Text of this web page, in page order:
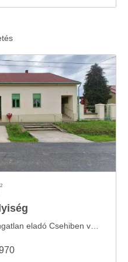
gyűjtöttek.
2